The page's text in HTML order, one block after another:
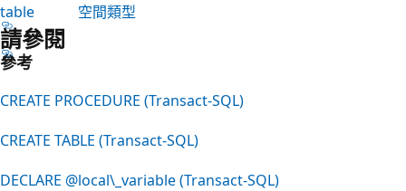
table
空間類型
請參閱
參考
CREATE PROCEDURE (Transact-SQL)
CREATE TABLE (Transact-SQL)
DECLARE @local\_variable(Transact-SQL)